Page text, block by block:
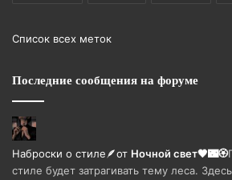
Список всех меток
Последние сообщения на форуме
Наброски о стиле🪶от Ночной свет🖤🌃🏵
стиле будет затрагивать тему леса.